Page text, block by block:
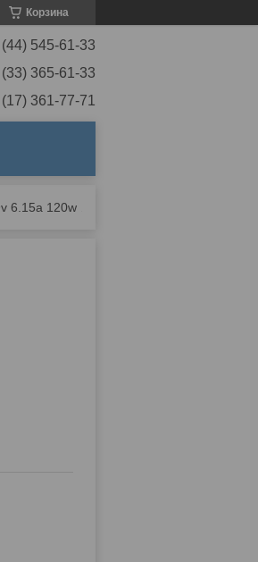
Корзина
545-61-33
365-61-33
361-77-71